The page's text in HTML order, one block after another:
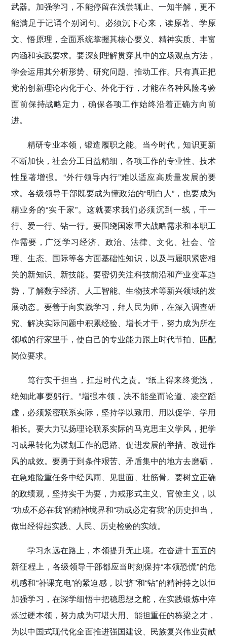
武器。加强学习，不能停留在浅尝辄止、一知半解，更不
能满足于记诵个别词句。必须沉下心来，读原著、学原
文、悟原理，全面系统掌握其核心要义、精神实质、丰富
内涵和实践要求。要深刻理解贯穿其中的立场观点方法，
学会运用其分析形势、研究问题、推动工作。只有真正把
党的创新理论内化于心、外化于行，才能在各种风险考验
面前保持战略定力，确保各项工作始终沿着正确方向前
进。
精研专业本领，锻造履职之能。当今时代，知识更新
不断加快，社会分工日益精细，各项工作的专业性、技术
性显著增强。“外行领导内行”难以适应高质量发展的要
求。各级领导干部既要成为懂政治的“明白人”，也要成为
精业务的“实干家”。这就要求我们必须沉到一线，干一
行、爱一行、钻一行。要围绕国家重大战略需求和本职工
作需要，广泛学习经济、政治、法律、文化、社会、管
理、生态、国际等各方面基础性知识，以及与履职紧密相
关的新知识、新技能。要密切关注科技前沿和产业变革趋
势，了解数字经济、人工智能、生物技术等新兴领域的发
展动态。要善于向实践学习，拜人民为师，在深入调查研
究、解决实际问题中积累经验、增长才干，努力成为所在
领域的行家里手，使自己的专业能力跟上时代节拍、匹配
岗位要求。
笃行实干担当，扛起时代之责。“纸上得来终觉浅，
绝知此事要躬行。”增强本领，决不能坐而论道、凌空蹈
虚，必须紧密联系实际，坚持学以致用、用以促学、学用
相长。要大力弘扬理论联系实际的马克思主义学风，把学
习成果转化为谋划工作的思路、促进发展的举措、改进作
风的成效。要勇于到条件艰苦、矛盾集中的地方去磨砺，
在急难险重任务中经风雨、见世面、壮筋骨。要树立正确
的政绩观，坚持实干为要，力戒形式主义、官僚主义，以
“功成不必在我”的精神境界和“功成必定有我”的历史担当，
做出经得起实践、人民、历史检验的实绩。
学习永远在路上，本领提升无止境。在奋进十五五的
新征程上，各级领导干部都应当时刻保持“本领恐慌”的危
机感和“补课充电”的紧迫感，以“挤”和“钻”的精神持之以恒
加强学习，在深学细悟中把稳思想之舵，在实践锻炼中淬
炼过硬本领，努力成为可堪大用、能担重任的栋梁之才，
为以中国式现代化全面推进强国建设、民族复兴伟业贡献